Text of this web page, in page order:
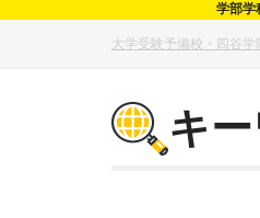
学部学
大学受験予備校・四谷
キ